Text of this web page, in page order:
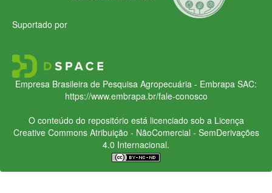
Suportado por
Empresa Brasileira de Pesquisa Agropecuária - Embrapa SAC:
https://www.embrapa.br/fale-conosco
O conteúdo do repositório está licenciado sob a Licença
Creative CommonsAtribuição - NãoComercial - SemDerivações
4.0 Internacional.